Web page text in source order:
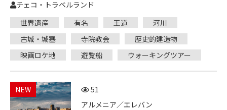
チェコ・トラベルランド
世界遺産
有名 王道
河川
古城・城塞
寺院教会
歴史的建造物
映画ロケ地
遊覧船 ウォーキングツアー
NEW
51
アルメニア／エレバン